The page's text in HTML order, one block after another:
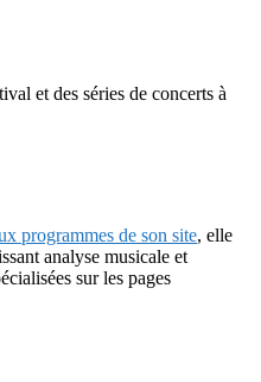
et des séries de concerts à
programmes de son site, elle
analyse musicale et
sur les pages